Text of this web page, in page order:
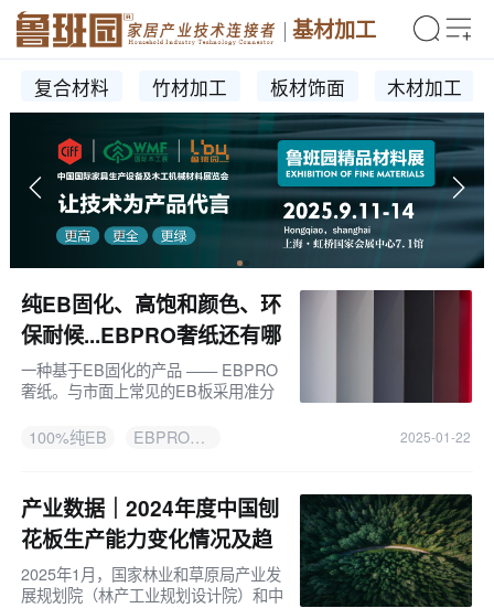
基材加工
复合材料 竹材加工 板材饰面 木材加工
纯EB固化、高饱和颜色、环
保耐候...EBPRO奢纸还有哪
些"PRO特性"？
一种基于EB固化的产品 —— EBPRO
奢纸。与市面上常见的EB板采用准分
用了100%纯EB固化技术，不仅颜色更
100%纯EB EBPRO奢纸 2025-01-22
产业数据｜2024年度中国刨
花板生产能力变化情况及趋
势研判
2025年1月，国家林业和草原局产业发
展规划院（林产工业规划设计院）和中